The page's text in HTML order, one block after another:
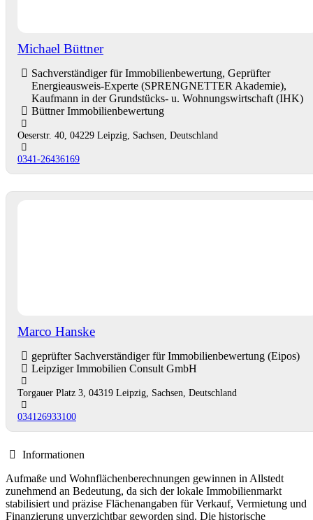
Michael Büttner
Sachverständiger für Immobilienbewertung, Geprüfter
Energieausweis-Experte (SPRENGNETTER Akademie),
Kaufmann in der Grundstücks- u. Wohnungswirtschaft (IHK)
Büttner Immobilienbewertung
Oeserstr. 40, 04229 Leipzig, Sachsen, Deutschland
0341-26436169
Marco Hanske
geprüfter Sachverständiger für Immobilienbewertung (Eipos)
Leipziger Immobilien Consult GmbH
Torgauer Platz 3, 04319 Leipzig, Sachsen, Deutschland
034126933100
Informationen
Aufmaße und Wohnflächenberechnungen gewinnen in Allstedt
zunehmend an Bedeutung, da sich der lokale Immobilienmarkt
stabilisiert und präzise Flächenangaben für Verkauf, Vermietung und
Finanzierung unverzichtbar geworden sind. Die historische